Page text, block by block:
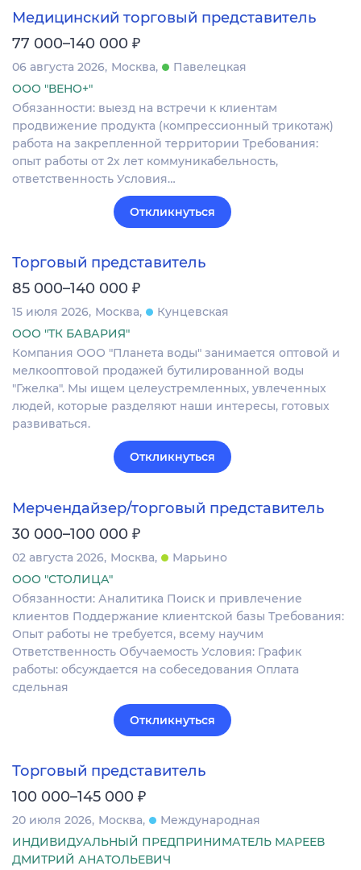
Медицинский торговый представитель
77 000–140 000 ₽
06 августа 2026 Москва
Павелецкая
ООО "ВЕНО+"
Обязанности: выезд на встречи к клиентам
продвижение продукта (компрессионный трикотаж)
работа на закрепленной территории Требования:
опыт работы от 2х лет коммуникабельность,
ответственность Условия…
Откликнуться
Торговый представитель
85 000–140 000 ₽
15 июля 2026 Москва
Кунцевская
ООО "ТК БАВАРИЯ"
Компания ООО "Планета воды" занимается оптовой и
мелкооптовой продажей бутилированной воды
"Гжелка". Мы ищем целеустремленных, увлеченных
людей, которые разделяют наши интересы, готовых
развиваться.
Откликнуться
Мерчендайзер/торговый представитель
30 000–100 000 ₽
02 августа 2026 Москва
Марьино
ООО "СТОЛИЦА"
Обязанности: Аналитика Поиск и привлечение
клиентов Поддержание клиентской базы Требования:
Опыт работы не требуется, всему научим
Ответственность Обучаемость Условия: График
работы: обсуждается на собеседования Оплата
сдельная
Откликнуться
Торговый представитель
100 000–145 000 ₽
20 июля 2026 Москва
Международная
ИНДИВИДУАЛЬНЫЙ ПРЕДПРИНИМАТЕЛЬ МАРЕЕВ
ДМИТРИЙ АНАТОЛЬЕВИЧ